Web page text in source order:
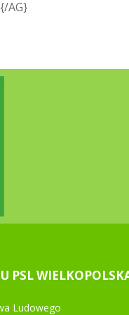
AG}
PSL
Ludowego